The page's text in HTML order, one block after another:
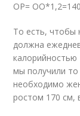
ОР=
То есть, чтобы
должна
калорийностью
мы получили то
необходимо
ростом 170 см,